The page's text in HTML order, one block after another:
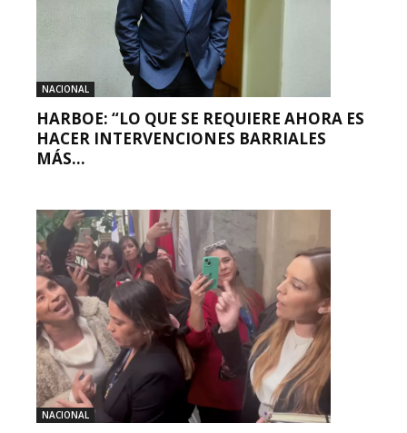
NACIONAL
HARBOE: “LO QUE SE REQUIERE AHORA ES
HACER INTERVENCIONES BARRIALES
MÁS...
NACIONAL